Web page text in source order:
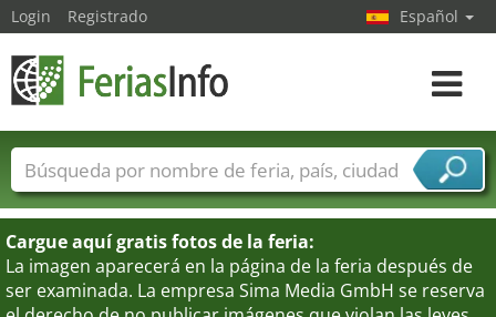
Cargue aquí gratis fotos de la feria:
La imagen aparecerá en la página de la feria después de
ser examinada. La empresa Sima Media GmbH se reserva
Login Registrado Español
toggle
Nombres de ferias Países
Ciudades
Sectores de ferias
Sectores de proveedor de servicios